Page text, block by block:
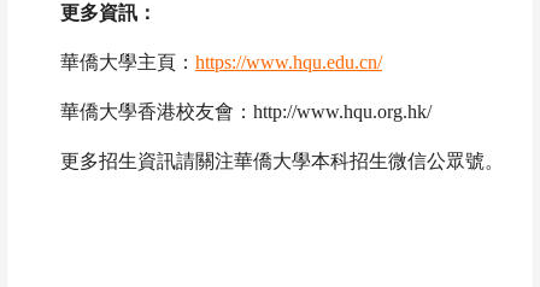
更多資訊：
華僑大學主頁： https://www.hqu.edu.cn/
華僑大學香港校友會： http://www.hqu.org.hk/
更多招生資訊請關注華僑大學本科招生微信公眾號。